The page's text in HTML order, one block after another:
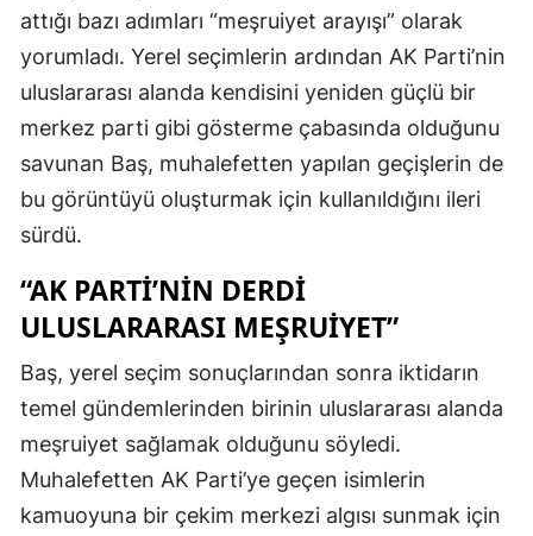
attığı bazı adımları “meşruiyet arayışı” olarak
yorumladı. Yerel seçimlerin ardından AK Parti’nin
uluslararası alanda kendisini yeniden güçlü bir
merkez parti gibi gösterme çabasında olduğunu
savunan Baş, muhalefetten yapılan geçişlerin de
bu görüntüyü oluşturmak için kullanıldığını ileri
sürdü.
“AK PARTI’NIN DERDI
ULUSLARARASI MEŞRUIYET”
Baş, yerel seçim sonuçlarından sonra iktidarın
temel gündemlerinden birinin uluslararası alanda
meşruiyet sağlamak olduğunu söyledi.
Muhalefetten AK Parti’ye geçen isimlerin
kamuoyuna bir çekim merkezi algısı sunmak için